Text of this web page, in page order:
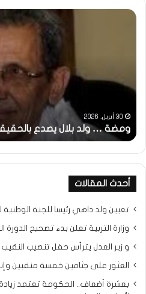
لكم
جميعا…/
التراد
محمد
31 مايو، 2025
خاطرة : تحية تقدير
أحدث المقالات
تعيين ولد داهي رئيسا للجنة الوطنية
وزارة التربية تعلن بدء تصحيح الدورة
و زير العدل يترأس حفل تنصيب النقيب
العثور على جثامين خمسة منقبين
بعشرة أضعاف.. الحكومة تعتمد